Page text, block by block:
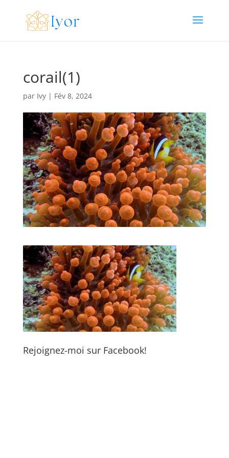
corail(1)
par Ivy| Fév 8, 2024
Rejoignez-moi sur Facebook!